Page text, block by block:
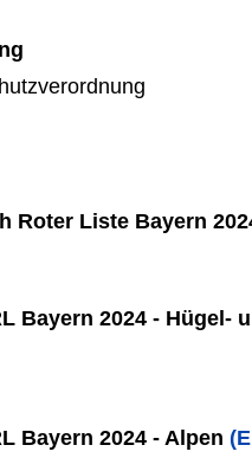
Roter Liste Bayern
Bayern 2024 - Hügel-
Bayern 2024 - Alpen